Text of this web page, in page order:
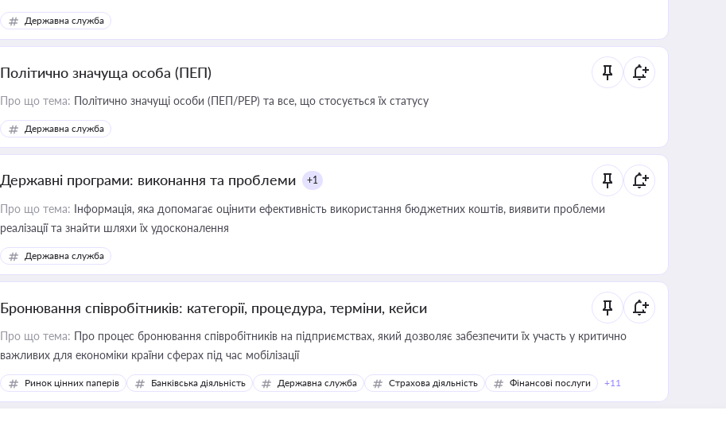
Державна служба
Політично значуща особа (ПЕП)
Про що тема: Політично значущі особи (ПЕП/PEP) та все, що стосується їх статусу
Державна служба
Державні програми: виконання та проблеми +1
Про що тема: Інформація, яка допомагає оцінити ефективність використання бюджетних коштів, виявити проблеми
реалізації та знайти шляхи їх удосконалення
Державна служба
Бронювання співробітників: категорії, процедура, терміни, кейси
Про що тема: Про процес бронювання співробітників на підприємствах, який дозволяє забезпечити їх участь у критично
важливих для економіки країни сферах під час мобілізації
Ринок цінних паперів Банківська діяльність Державна служба Страхова діяльність Фінансові послуги +11